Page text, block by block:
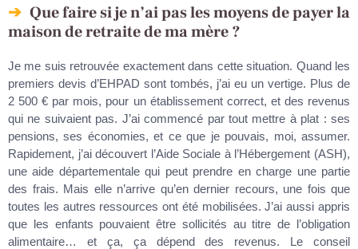
Que faire si je n’ai pas les moyens de payer la
maison de retraite de ma mère ?
Je me suis retrouvée exactement dans cette situation. Quand les
premiers devis d’EHPAD sont tombés, j’ai eu un vertige. Plus de
2 500 € par mois, pour un établissement correct, et des revenus
qui ne suivaient pas. J’ai commencé par tout mettre à plat : ses
pensions, ses économies, et ce que je pouvais, moi, assumer.
Rapidement, j’ai découvert l’Aide Sociale à l’Hébergement (ASH),
une aide départementale qui peut prendre en charge une partie
des frais. Mais elle n’arrive qu’en dernier recours, une fois que
toutes les autres ressources ont été mobilisées. J’ai aussi appris
que les enfants pouvaient être sollicités au titre de l’obligation
alimentaire… et ça, ça dépend des revenus. Le conseil